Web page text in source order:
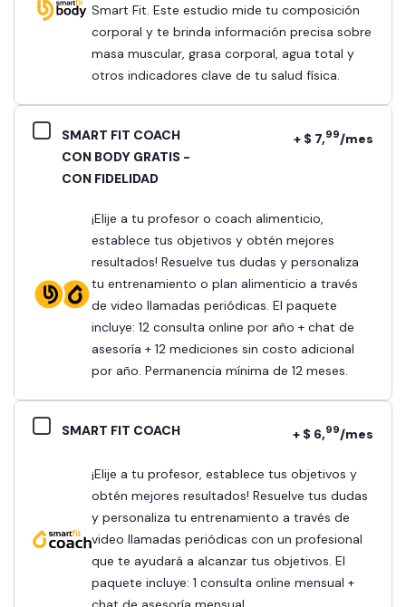
Smart Fit. Este estudio mide tu composición
corporal y te brinda información precisa sobre
masa muscular, grasa corporal, agua total y
otros indicadores clave de tu salud física.
SMART FIT COACH
CON BODY GRATIS -
CON FIDELIDAD
+ $ 7,99/mes
¡Elije a tu profesor o coach alimenticio,
establece tus objetivos y obtén mejores
resultados! Resuelve tus dudas y personaliza
tu entrenamiento o plan alimenticio a través
de video llamadas periódicas. El paquete
incluye: 12 consulta online por año + chat de
asesoría + 12 mediciones sin costo adicional
por año. Permanencia mínima de 12 meses.
SMART FIT COACH + $ 6,99/mes
¡Elije a tu profesor, establece tus objetivos y
obtén mejores resultados! Resuelve tus dudas
y personaliza tu entrenamiento a través de
video llamadas periódicas con un profesional
que te ayudará a alcanzar tus objetivos. El
paquete incluye: 1 consulta online mensual +